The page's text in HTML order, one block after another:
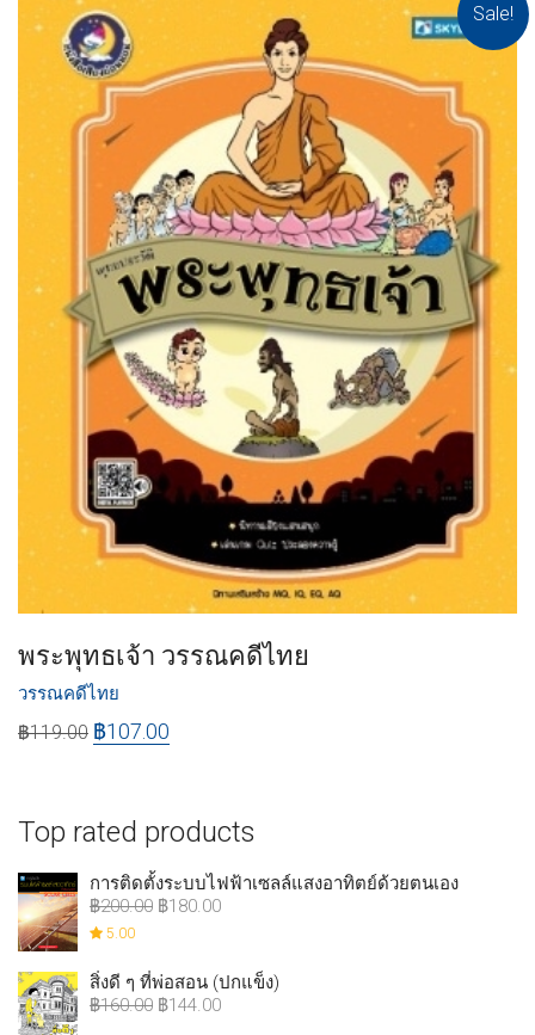
Sale!
พระพุทธเจ้า วรรณคดีไทย
วรรณคดีไทย
฿119.00 ฿107.00
Top rated products
การติดตั้งระบบไฟฟ้าเซลล์แสงอาทิตย์ด้วยตนเอง
฿200.00 ฿180.00
5.00
สิ่งดี ๆ ที่พ่อสอน (ปกแข็ง)
฿160.00 ฿144.00